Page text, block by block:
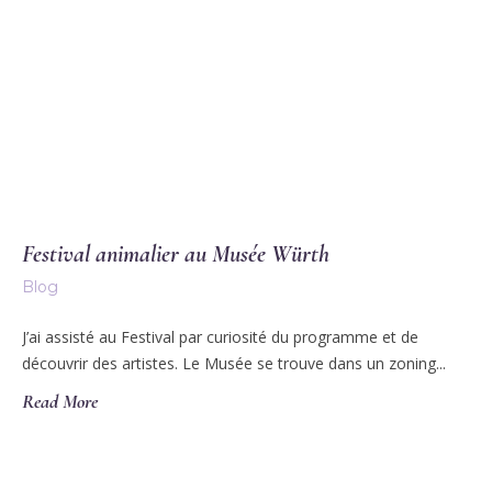
Festival animalier au Musée Würth
Blog
J’ai assisté au Festival par curiosité du programme et de
découvrir des artistes. Le Musée se trouve dans un zoning...
Read More